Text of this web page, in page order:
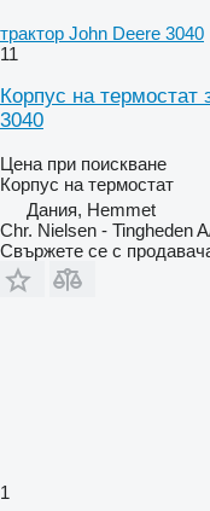
трактор John Deere 3040
11
Корпус на термостат
3040
Цена при поискване
Корпус на термостат
Дания, Hemmet
Chr. Nielsen - Tingheden
Свържете се с
1